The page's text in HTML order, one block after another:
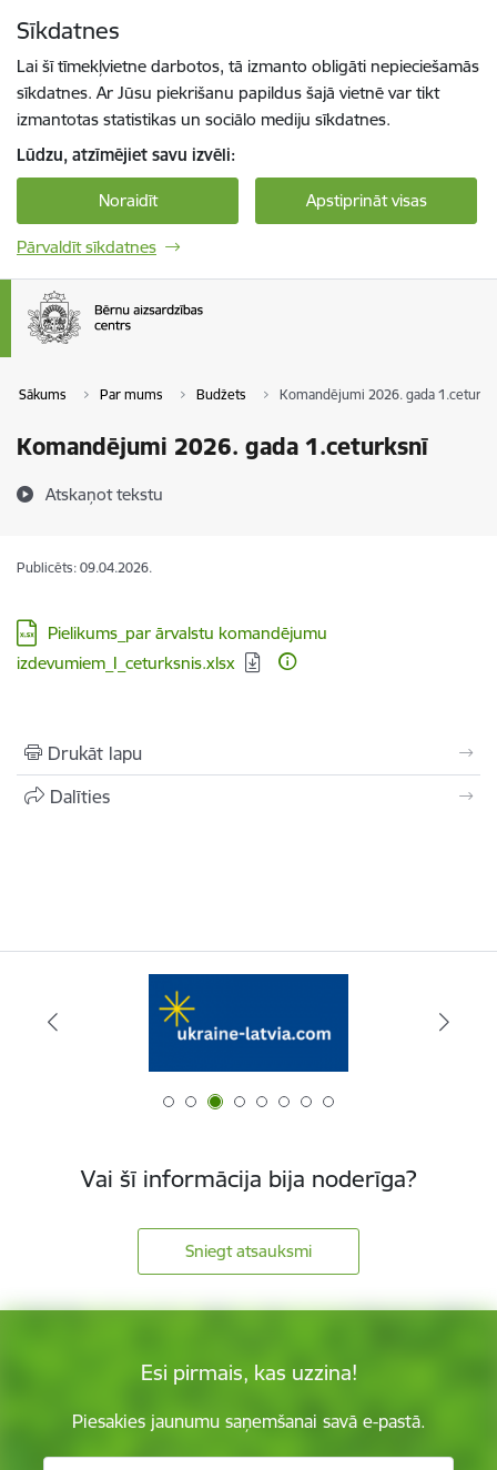
Sīkdatnes
Lai šī tīmekļvietne darbotos, tā izmanto obligāti nepieciešamās
sīkdatnes. Ar Jūsu piekrišanu papildus šajā vietnē var tikt
izmantotas statistikas un sociālo mediju sīkdatnes.
Lūdzu, atzīmējiet savu izvēli:
Noraidīt Apstiprināt visas
Pārvaldīt sīkdatnes
Sākums Par mums Budžets Komandējumi 2026. gada
Komandējumi 2026. gada 1.ceturksnī
Atskaņot tekstu
Publicēts: 09.04.2026.
Lejupielādēt:
Pielikums_par ārvalstu komandējumu
izdevumiem_I_ceturksnis.xlsx
Drukāt lapu
Dalīties
Vai šī informācija bija noderīga?
Sniegt atsauksmi
Esi pirmais, kas uzzina!
Piesakies jaunumu saņemšanai savā e-pastā.